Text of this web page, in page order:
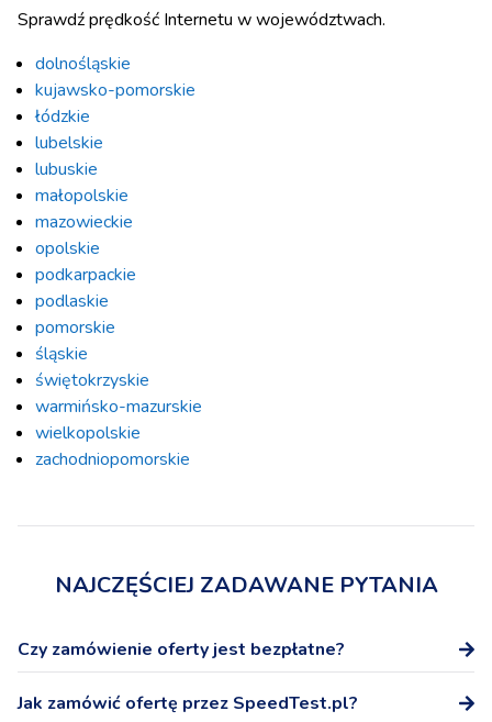
Sprawdź prędkość Internetu w województwach.
dolnośląskie
kujawsko-pomorskie
łódzkie
lubelskie
lubuskie
małopolskie
mazowieckie
opolskie
podkarpackie
podlaskie
pomorskie
śląskie
świętokrzyskie
warmińsko-mazurskie
wielkopolskie
zachodniopomorskie
NAJCZĘŚCIEJ ZADAWANE PYTANIA
Czy zamówienie oferty jest bezpłatne?
Tak, zamówienie oferty na stronie SpeedTest.pl nie wiąże
Jak zamówić ofertę przez SpeedTest.pl?